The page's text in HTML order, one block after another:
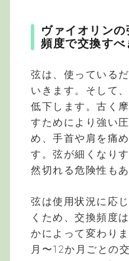
ヴァイオリン
頻度で交換すべ
弦は、使っている
いきます。そして
低下します。古く
すためにより強い
め、手首や肩を痛
す。弦が細くなり
然切れる危険性もあ
弦は使用状況に応
くため、交換頻度
かによって変わり
月〜12か月ごとの